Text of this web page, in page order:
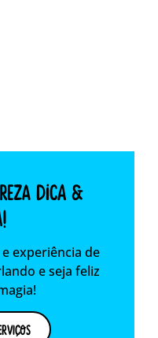
dica &
experiência de
e seja feliz